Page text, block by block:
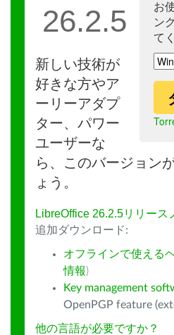
お
ン
て
26.2.5
新しい技術が
好きな方やア
ーリーアダプ
ター、パワー
ユーザーな
ら、このバージョン
ょう。
LibreOffice 26.2.5リリース
追加ダウンロード:
オフラインで使える
情報)
Key management
OpenPGP feature
他の言語が必要ですか？